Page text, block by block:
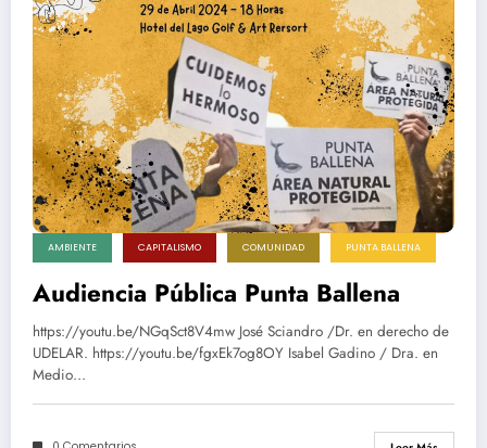
AMBIENTE CAPITALISMO COMUNIDAD PUNTA BALLENA
Audiencia Pública Punta Ballena
https://youtu.be/NGqSct8V4mw José Sciandro /Dr. en derecho de
UDELAR. https://youtu.be/fgxEk7og8OY Isabel Gadino / Dra. en
Medio…